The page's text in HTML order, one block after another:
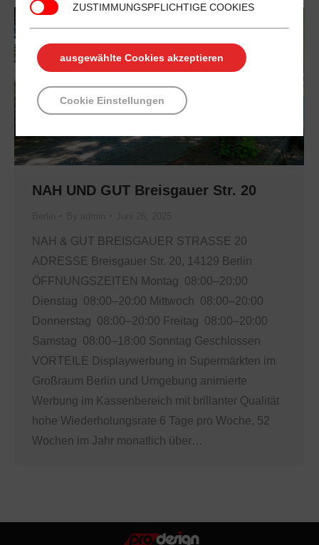
NAH UND GUT Breisgauer Str. 20
NAH & GUT BREISGAUER STRASSE 20
ADRESSE Breisgauer Str. 20, 14129 Berlin
ÖFFNUNGSZEITEN Montag 08:00–20:00
Dienstag 08:00–20:00 Mittwoch 08:00–20:00
Donnerstag 08:00–20:00 Freitag 08:00–20:00
Samstag 08:00–18:00 Sonntag Geschlossen
VORTEILE Displaywerbung in Supermärkten im
Großraum Berlin und Umgebung animierte
Werbung im Kassenbereich mit brillanter Qualität
hohe Wiederholungsrate 6 Tage pro Woche, 52
Wochen im Jahr monatlich über…
ZUSTIMMUNGSPFLICHTIGE COOKIES
ausgewählte Cookies akzeptieren
Cookie Einstellungen